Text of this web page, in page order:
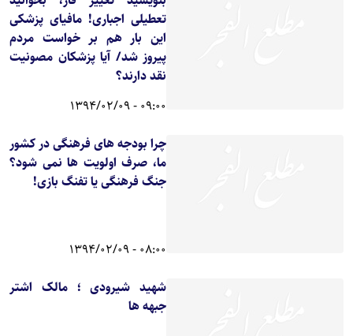
تعطیلی اجباری! مافیای پزشکی
این بار هم بر خواست مردم
پیروز شد/ آیا پزشکان مصونیت
نقد دارند؟
09:00 - 1394/02/09
چرا بودجه های فرهنگی در کشور
ما، صرف اولویت ها نمی شود؟
جنگ فرهنگی یا تفنگ بازی!
08:00 - 1394/02/09
شهید شیرودی ؛ مالک اشتر
جبهه ها